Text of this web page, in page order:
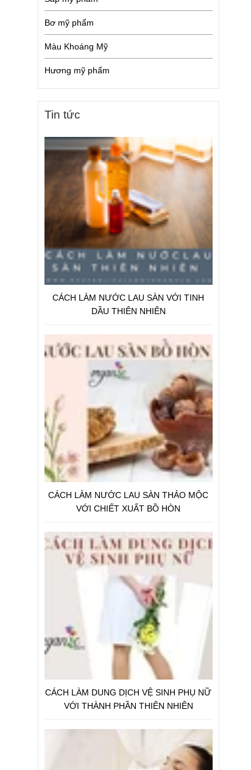
Bơ mỹ phẩm
Màu Khoáng Mỹ
Hương mỹ phẩm
Tin tức
CÁCH LÀM NƯỚC LAU SÀN VỚI TINH
DẦU THIÊN NHIÊN
CÁCH LÀM NƯỚC LAU SÀN THẢO MỘC
VỚI CHIẾT XUẤT BỒ HÒN
CÁCH LÀM DUNG DỊCH VỆ SINH PHỤ NỮ
VỚI THÀNH PHẦN THIÊN NHIÊN